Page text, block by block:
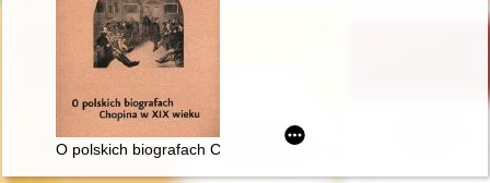
O polskich biografach Chopina w XIX wieku